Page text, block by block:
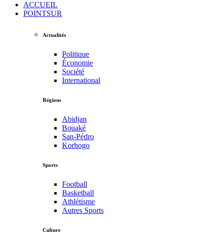
ACCUEIL
POINTSUR
Actualités
Politique
Économie
Société
International
Régions
Abidjan
Bouaké
San-Pédro
Korhogo
Sports
Football
Basketball
Athlétisme
Autres Sports
Culture